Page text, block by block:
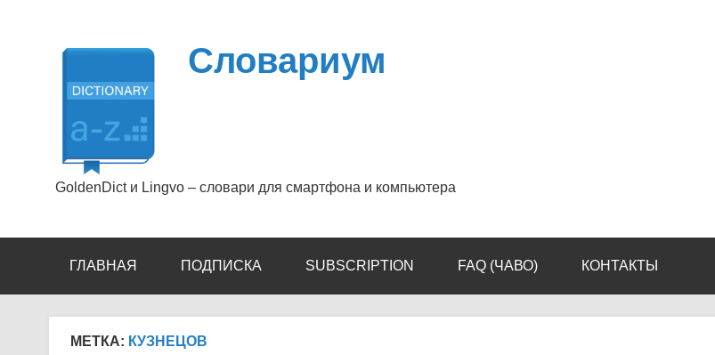
Словариум
GoldenDict и Lingvo – словари для смартфона и компьютера
ГЛАВНАЯ ПОДПИСКА SUBSCRIPTION FAQ (ЧАВО) КОНТАКТЫ
МЕТКА: КУЗНЕЦОВ